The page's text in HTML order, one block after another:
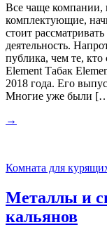
Все чаще
комплектующие,
стоит
деятельность.
публика, чем те,
Element Табак
2018 года. Его
Многие уже были
→
Комната для
Металлы и
кальянов